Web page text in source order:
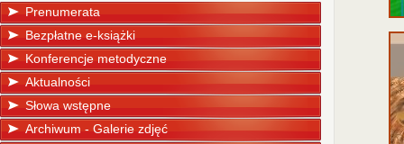
Prenumerata
Bezpłatne e-książki
Konferencje metodyczne
Aktualności
Słowa wstępne
Archiwum - Galerie zdjęć